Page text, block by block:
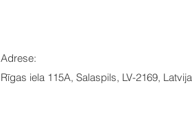
Adrese:
Rīgas iela 115A, Salaspils, LV-2169, Latvija